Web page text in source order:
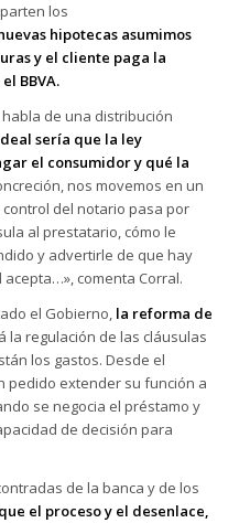
los
hipotecas asumimos
y el cliente paga la
BBVA.
habla de una distribución
sería que la ley
el consumidor y qué la
nos movemos en un
del notario pasa por
al prestatario, cómo le
y advertirle de que hay
acepta…», comenta Corral.
el Gobierno,la reforma de
la regulación de las cláusulas
los gastos. Desde el
pedido extender su función a
se negocia el préstamo y
de decisión para
de la banca y de los
el proceso y el desenlace,